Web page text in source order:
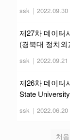
ssk | 2022.09.30
제27차 데이터
(경북대 정치외
ssk | 2022.09.21
제26차 데이터
State
ssk | 2022.06.20
처음